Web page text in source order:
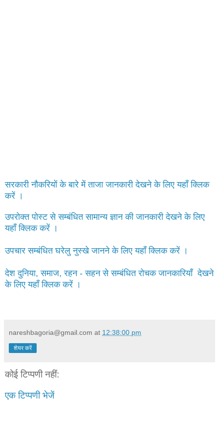
सरकारी नौकरियों के बारे में ताजा जानकारी देखने के लिए यहाँ क्लिक
करें ।
उपरोक्त पोस्ट से सम्बंधित सामान्य ज्ञान की जानकारी देखने के लिए
यहाँ क्लिक करें ।
उपचार सम्बंधित घरेलु नुस्खे जानने के लिए यहाँ क्लिक करें ।
देश दुनिया, समाज, रहन - सहन से सम्बंधित रोचक जानकारियाँ देखने
के लिए यहाँ क्लिक करें ।
nareshbagoria@gmail.com at 12:38:00 pm
शेयर करें
कोई टिप्पणी नहीं:
एक टिप्पणी भेजें